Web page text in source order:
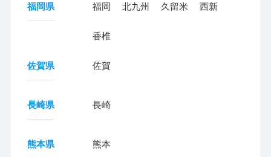
福岡県 福岡 北九州 久留米 西新
香椎
佐賀県 佐賀
長崎県 長崎
熊本県 熊本